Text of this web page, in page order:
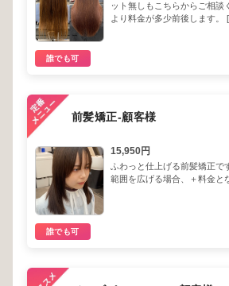
ット無しもこちらからご相談
より料金が多少前後します。
誰でも可
前髪矯正-顧客様
15,950円
ふわっと仕上げる前髪矯正で
範囲を広げる場合、＋料金と
誰でも可